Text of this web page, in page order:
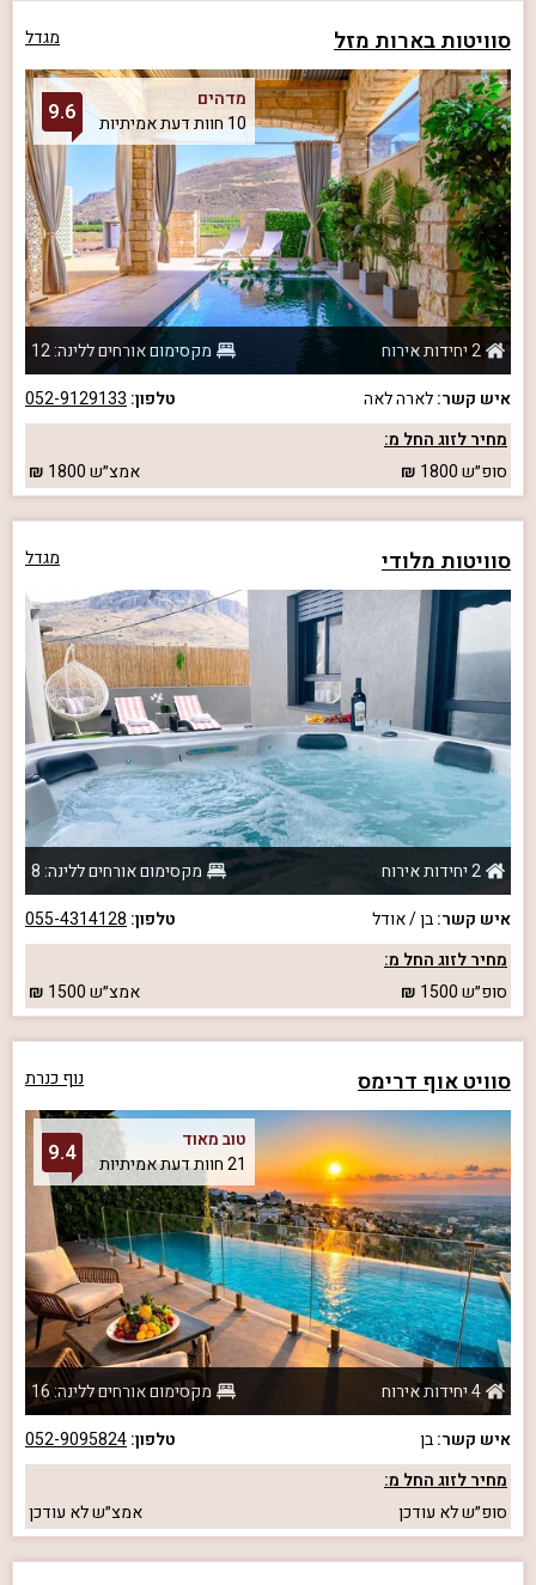
סוויטות בארות מזל מגדל
מדהים
10 חוות דעת אמיתיות
9.6
2 יחידות אירוח
מקסימום אורחים ללינה: 12
איש קשר:לארה לאה טלפון: 052-9129133
מחיר לזוג החל מ:
סופ״ש1800 אמצ״ש1800
סוויטות מלודי מגדל
2 יחידות אירוח
מקסימום אורחים ללינה: 8
איש קשר:בן / אודל טלפון: 055-4314128
מחיר לזוג החל מ:
סופ״ש1500 אמצ״ש1500
סוויט אוף דרימס נוף כנרת
טוב מאוד
21 חוות דעת אמיתיות
9.4
4 יחידות אירוח
מקסימום אורחים ללינה: 16
איש קשר:בן טלפון:052-9095824
מחיר לזוג החל מ:
סופ״שלא עודכן אמצ״שלא עודכן